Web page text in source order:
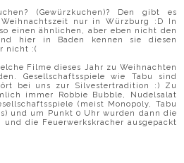
(Gewürzkuchen)? Den gibt es
Weihnachtszeit nur in Würzburg :D In
einen ähnlichen, aber eben nicht den
hier in Baden kennen sie diesen
nicht :(
Filme dieses Jahr zu Weihnachten
Gesellschaftsspiele wie Tabu sind
bei uns zur Silvestertradition :) Zu
immer Robbie Bubble, Nudelsalat
(meist Monopoly, Tabu
und um Punkt 0 Uhr wurden dann die
und die Feuerwerkskracher ausgepackt